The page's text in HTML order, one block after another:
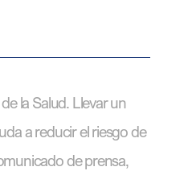
la Salud. Llevar un
a reducir el riesgo de
de prensa,